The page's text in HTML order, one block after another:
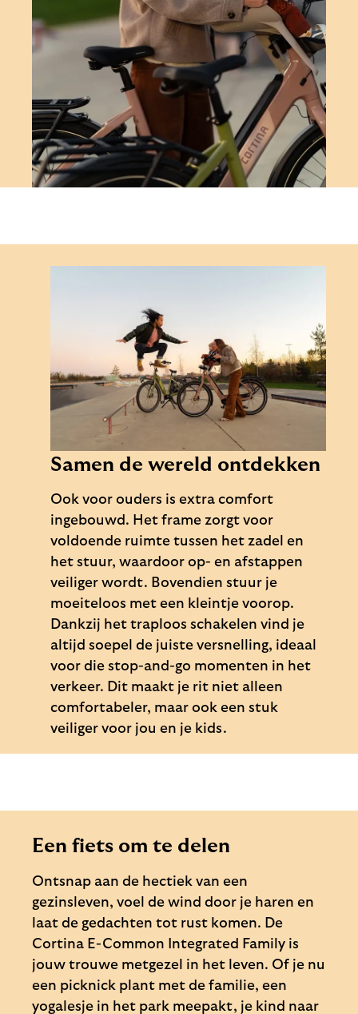
Samen de wereld ontdekken
Ook voor ouders is extra comfort
ingebouwd. Het frame zorgt voor
voldoende ruimte tussen het zadel en
het stuur, waardoor op- en afstappen
veiliger wordt. Bovendien stuur je
moeiteloos met een kleintje voorop.
Dankzij het traploos schakelen vind je
altijd soepel de juiste versnelling, ideaal
voor die stop-and-go momenten in het
verkeer. Dit maakt je rit niet alleen
comfortabeler, maar ook een stuk
veiliger voor jou en je kids.
Een fiets om te delen
Ontsnap aan de hectiek van een
gezinsleven, voel de wind door je haren en
laat de gedachten tot rust komen. De
Cortina E-Common Integrated Family is
jouw trouwe metgezel in het leven. Of je nu
een picknick plant met de familie, een
yogalesje in het park meepakt, je kind naar